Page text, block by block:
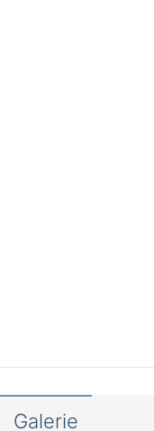
Galerie